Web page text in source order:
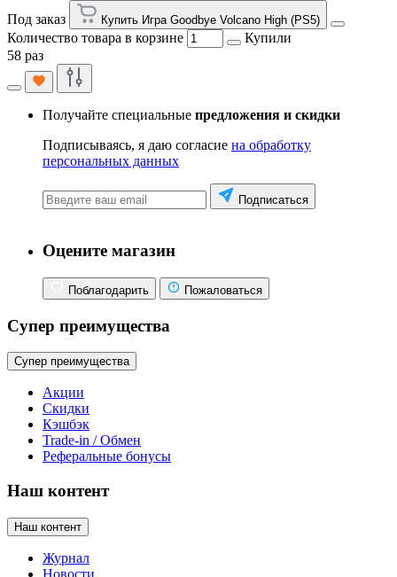
Под заказ
Купить Игра Goodbye Volcano High (PS5)
Количество товара в корзине
Купили
58 раз
Получайте специальные предложения и скидки
Подписываясь, я даю согласие на обработку
персональных данных
Подписаться
Оцените магазин
Поблагодарить Пожаловаться
Супер преимущества
Супер преимущества
Акции
Скидки
Кэшбэк
Trade-in / Обмен
Реферальные бонусы
Наш контент
Наш контент
Журнал
Новости